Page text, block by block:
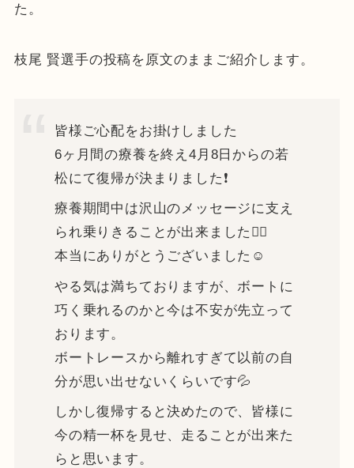
た。
枝尾 賢選手の投稿を原文のままご紹介します。
皆様ご心配をお掛けしました
6ヶ月間の療養を終え4月8日からの若
松にて復帰が決まりました❗
療養期間中は沢山のメッセージに支え
られ乗りきることが出来ました🙇‍♂️
本当にありがとうございました☺️
やる気は満ちておりますが、ボートに
巧く乗れるのかと今は不安が先立って
おります。
ボートレースから離れすぎて以前の自
分が思い出せないくらいです💦
しかし復帰すると決めたので、皆様に
今の精一杯を見せ、走ることが出来た
らと思います。